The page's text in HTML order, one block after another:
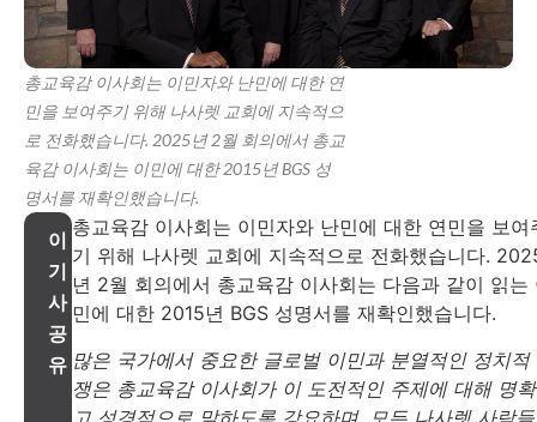
총교육감 이사회는 이민자와 난민에 대한 연
민을 보여주기 위해 나사렛 교회에 지속적으
로 전화했습니다. 2025년 2월 회의에서 총교
육감 이사회는 이민에 대한 2015년 BGS 성
명서를 재확인했습니다.
이
기
사
공
유
총교육감 이사회는 이민자와 난민에 대한 연민을 보여
기 위해 나사렛 교회에 지속적으로 전화했습니다.
년 2월 회의에서 총교육감 이사회는 다음과 같이 읽는
민에 대한 2015년 BGS 성명서를 재확인했습니다.
많은 국가에서 중요한 글로벌 이민과 분열적인 정치적
쟁은 총교육감 이사회가 이 도전적인 주제에 대해 명
고 성경적으로 말하도록 강요하며, 모든 나사렛 사람